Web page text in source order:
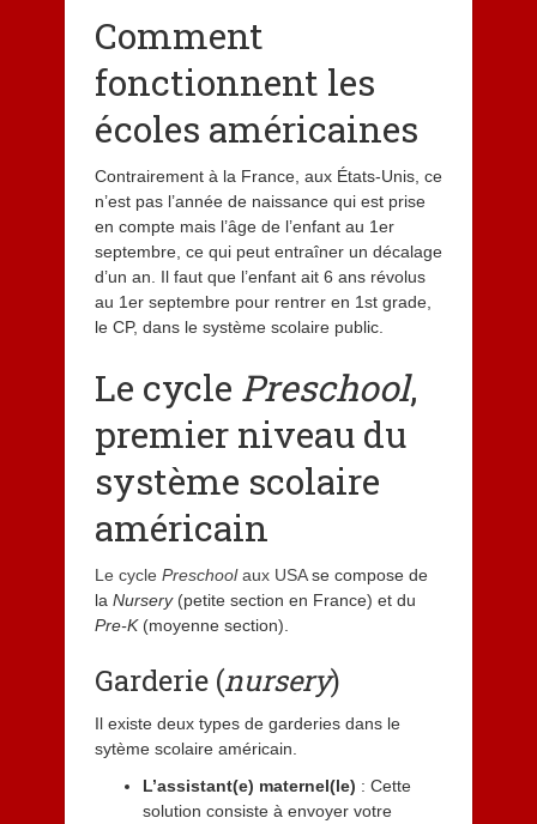
Comment
fonctionnent les
écoles américaines
Contrairement à la France, aux États-Unis, ce
n’est pas l’année de naissance qui est prise
en compte mais l’âge de l’enfant au 1er
septembre, ce qui peut entraîner un décalage
d’un an. Il faut que l’enfant ait 6 ans révolus
au 1er septembre pour rentrer en 1st grade,
le CP, dans le système scolaire public.
Le cycle Preschool,
premier niveau du
système scolaire
américain
Le cycle Preschoolaux USAse compose de
la Nursery(petite section en France) et du
Pre-K(moyenne section).
Garderie (nursery)
Il existe deux types de garderies dans le
sytème scolaire américain.
L’assistant(e) maternel(le) : Cette
solution consiste à envoyer votre